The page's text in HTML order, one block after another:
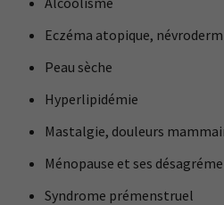
Eczéma atopique,
Peau sèche
Hyperlipidémie
Mastalgie, douleurs
Ménopause et ses
Syndrome prémenstruel